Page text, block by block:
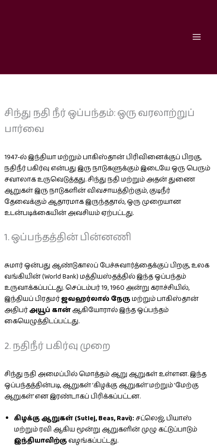
சிந்து நதி நீர் ஒப்பந்தம்: ஒரு வரலாற்றுப்
பார்வை
1947-ல் இந்தியா மற்றும் பாகிஸ்தான் பிரிவினைக்குப் பிறகு,
நதிநீர் பகிர்வு என்பது இரு நாடுகளுக்கும் இடையே ஒரு பெரும்
சவாலாக உருவெடுத்தது. சிந்து நதி மற்றும் அதன் துணை
ஆறுகள் இரு நாடுகளின் விவசாயத்திற்கும், குடிநீர்
தேவைக்கும் ஆதாரமாக இருந்ததால், ஒரு முறையான
உடன்படிக்கையின் அவசியம் ஏற்பட்டது.
1. ஒப்பந்தத்தின் பின்னணி
சுமார் ஒன்பது ஆண்டுகாலப் பேச்சுவார்த்தைக்குப் பிறகு, உலக
வங்கியின் (World Bank) மத்தியஸ்தத்தில் இந்த ஒப்பந்தம்
உருவாக்கப்பட்டது. செப்டம்பர் 19, 1960 அன்று கராச்சியில்,
இந்தியப் பிரதமர்ஜவஹர்லால் நேருமற்றும் பாகிஸ்தான்
அதிபர்அயூப் கான்ஆகியோரால் இந்த ஒப்பந்தம்
கையெழுத்திடப்பட்டது.
2. நதிநீர் பகிர்வு முறை
சிந்து நதி அமைப்பில் மொத்தம் ஆறு ஆறுகள் உள்ளன. இந்த
ஒப்பந்தத்தின்படி, ஆறுகள் ‘கிழக்கு ஆறுகள்’ மற்றும் ‘மேற்கு
ஆறுகள்’ என இரண்டாகப் பிரிக்கப்பட்டன.
கிழக்கு ஆறுகள் (Sutlej, Beas, Ravi):சட்லெஜ், பியாஸ்
மற்றும் ரவி ஆகிய மூன்று ஆறுகளின் முழு கட்டுப்பாடும்
இந்தியாவிற்குவழங்கப்பட்டது.